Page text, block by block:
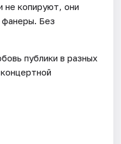
не копируют, они
Без
публики в разных